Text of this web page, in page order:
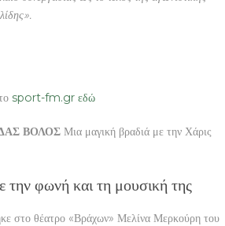
sport-fm.gr εδώ
ΒΟΛΟΣ Μια μαγική βραδιά με την Χάρις
την φωνή και τη μουσική της
στο θέατρο «Βράχων» Μελίνα Μερκούρη του